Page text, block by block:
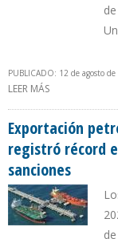
PUBLICADO: 12 de agosto
LEER MÁS
CITGO
Exportación
registró récord
sanciones